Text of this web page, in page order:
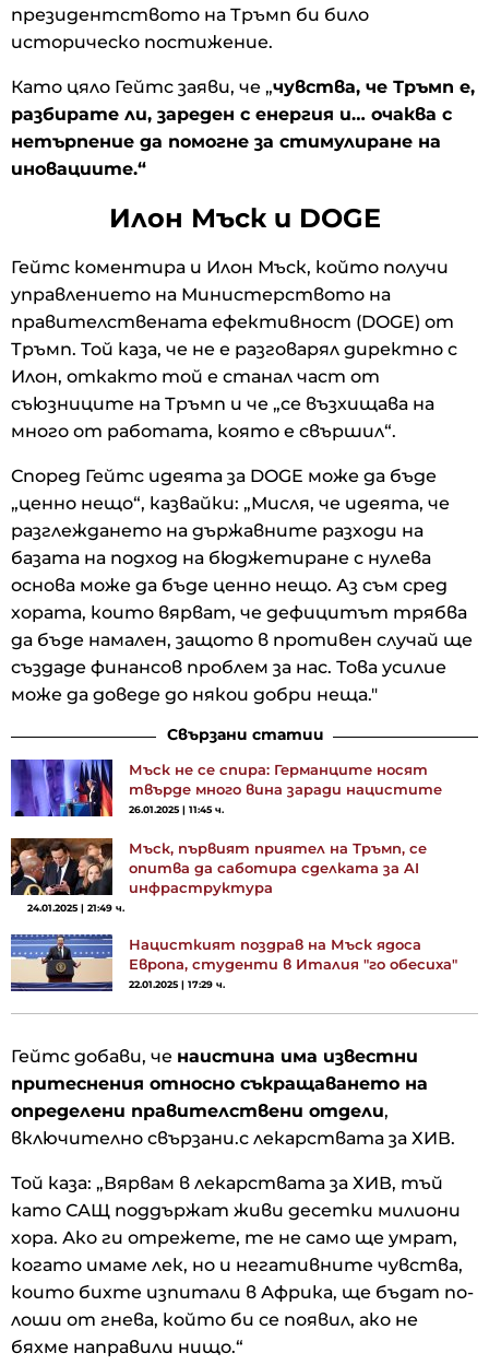
президентството на Тръмп би било
историческо постижение.
Като цяло Гейтс заяви, че „чувства, че Тръмп е,
разбирате ли, зареден с енергия и… очаква с
нетърпение да помогне за стимулиране на
иновациите.“
Илон Мъск и DOGE
Гейтс коментира и Илон Мъск, който получи
управлението на Министерството на
правителствената ефективност (DOGE) от
Тръмп. Той каза, че не е разговарял директно с
Илон, откакто той е станал част от
съюзниците на Тръмп и че „се възхищава на
много от работата, която е свършил“.
Според Гейтс идеята за DOGE може да бъде
„ценно нещо“, казвайки: „Мисля, че идеята, че
разглеждането на държавните разходи на
базата на подход на бюджетиране с нулева
основа може да бъде ценно нещо. Аз съм сред
хората, които вярват, че дефицитът трябва
да бъде намален, защото в противен случай ще
създаде финансов проблем за нас. Това усилие
може да доведе до някои добри неща."
Свързани статии
Мъск не се спира: Германците носят
твърде много вина заради нацистите
26.01.2025 | 11:45 ч.
Мъск, първият приятел на Тръмп, се
опитва да саботира сделката за AI
инфраструктура
24.01.2025 | 21:49 ч.
Нацисткият поздрав на Мъск ядоса
Европа, студенти в Италия "го обесиха"
22.01.2025 | 17:29 ч.
Гейтс добави, че наистина има известни
притеснения относно съкращаването на
определени правителствени отдели,
включително свързани.с лекарствата за ХИВ.
Той каза: „Вярвам в лекарствата за ХИВ, тъй
като САЩ поддържат живи десетки милиони
хора. Ако ги отрежете, те не само ще умрат,
когато имаме лек, но и негативните чувства,
които бихте изпитали в Африка, ще бъдат по-
лоши от гнева, който би се появил, ако не
бяхме направили нищо.“